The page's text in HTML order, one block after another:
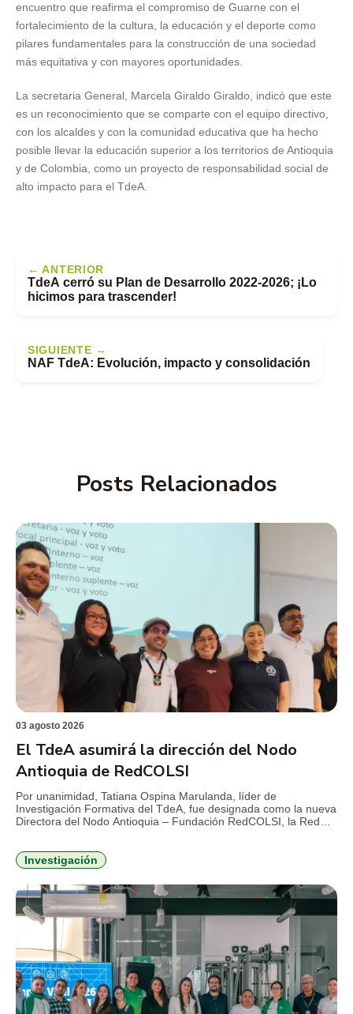
encuentro que reafirma el compromiso de Guarne con el
fortalecimiento de la cultura, la educación y el deporte como
pilares fundamentales para la construcción de una sociedad
más equitativa y con mayores oportunidades.
La secretaria General, Marcela Giraldo Giraldo, indicó que este
es un reconocimiento que se comparte con el equipo directivo,
con los alcaldes y con la comunidad educativa que ha hecho
posible llevar la educación superior a los territorios de Antioquia
y de Colombia, como un proyecto de responsabilidad social de
alto impacto para el TdeA.
← ANTERIOR
TdeA cerró su Plan de Desarrollo 2022-2026; ¡Lo
hicimos para trascender!
SIGUIENTE →
NAF TdeA: Evolución, impacto y consolidación
Posts Relacionados
03 agosto 2026
El TdeA asumirá la dirección del Nodo
Antioquia de RedCOLSI
Por unanimidad, Tatiana Ospina Marulanda, líder de
Investigación Formativa del TdeA, fue designada como la nueva
Directora del Nodo Antioquia – Fundación RedCOLSI, la Red
Institución Universitaria asume la máxima coordinación
estratégica en la región. La […]
Investigación